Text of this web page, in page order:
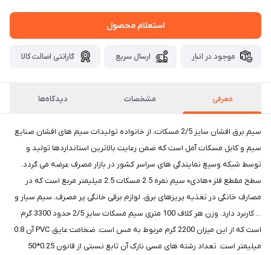
استعلام محصول
موجود در انبار ارسال سریع گارانتی اصالت کالا
معرفی مشخصات دیدگاه‌ها
سیم برق افشان سایز 2/5 مسکات، از خانواده تولیدات سیم های افشان صنایع
سیم و کابل مسکات آمل است که ضمن رعایت بالاترین استانداردها تولید و
توسط شبکه وسیع نمایندگی های سراسر کشور در بازار مصرف عرضه می گردد.
سطح مقطع فلز «هادی» سیم نمره 2.5 مسکات 2.5 میلیمتر مربع است که در
مصارف خانگی در تغذیه پریزهای برق، لوازم برقی خانگی پر مصرف، سیم سیار و
... کاربرد دارد. وزن هر کلاف 100 متری سیم مسکات سایز 2/5 حدود 3300 گرم
است که از این میزان 2200 گرم مربوط به مس است. ضخامت عایق PVC آن 0.8
میلیمتر است. تعداد رشته های مسی نازک آن تابع نسبتی از قانون 0.25*50